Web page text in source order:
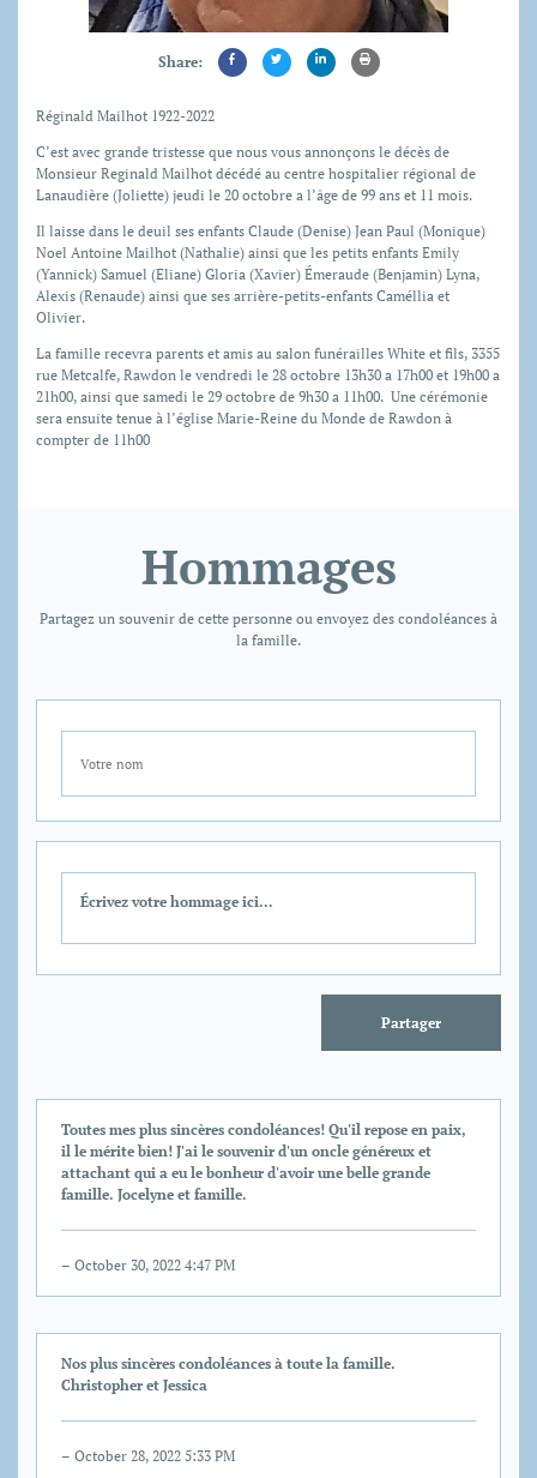
Share:
Réginald Mailhot 1922-2022
C’est avec grande tristesse que nous vous annonçons le décès de
Monsieur Reginald Mailhot décédé au centre hospitalier régional de
Lanaudière (Joliette) jeudi le 20 octobre a l’âge de 99 ans et 11 mois.
Il laisse dans le deuil ses enfants Claude (Denise) Jean Paul (Monique)
Noel Antoine Mailhot (Nathalie) ainsi que les petits enfants Emily
(Yannick) Samuel (Eliane) Gloria (Xavier) Émeraude (Benjamin) Lyna,
Alexis (Renaude) ainsi que ses arrière-petits-enfants Caméllia et
Olivier.
La famille recevra parents et amis au salon funérailles White et fils, 3355
rue Metcalfe, Rawdon le vendredi le 28 octobre 13h30 a 17h00 et 19h00 a
21h00, ainsi que samedi le 29 octobre de 9h30 a 11h00. Une cérémonie
sera ensuite tenue à l’église Marie-Reine du Monde de Rawdon à
compter de 11h00
Hommages
Partagez un souvenir de cette personne ou envoyez des condoléances à
la famille.
Partager
Toutes mes plus sincères condoléances! Qu'il repose en paix,
il le mérite bien! J'ai le souvenir d'un oncle généreux et
attachant qui a eu le bonheur d'avoir une belle grande
famille. Jocelyne et famille.
– October 30, 2022 4:47 PM
Nos plus sincères condoléances à toute la famille.
Christopher et Jessica
– October 28, 2022 5:33 PM